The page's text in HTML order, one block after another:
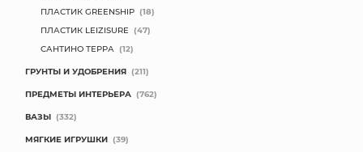
ПЛАСТИК GREENSHIP (18)
ПЛАСТИК LEIZISURE (47)
САНТИНО ТЕРРА (12)
ГРУНТЫ И УДОБРЕНИЯ (211)
ПРЕДМЕТЫ ИНТЕРЬЕРА (762)
ВАЗЫ (332)
МЯГКИЕ ИГРУШКИ (39)